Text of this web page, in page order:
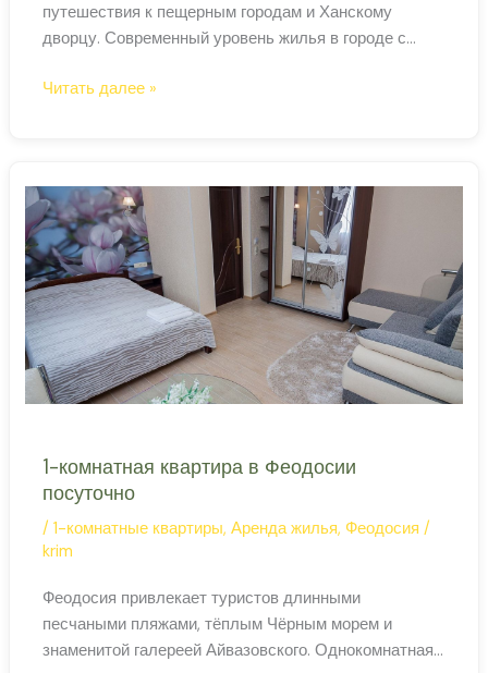
путешествия к пещерным городам и Ханскому
дворцу. Современный уровень жилья в городе с
однодневная вылазка Большой каньон Крыма — 3
Расстояние от Бахчисарая
Апартаменты
—
у
Большого
каньона
Читать далее »
1-комнатная квартира в Феодосии
посуточно
/1-комнатные квартиры,Аренда жилья, Феодосия /
krim
Феодосия привлекает туристов длинными
песчаными пляжами, тёплым Чёрным морем и
знаменитой галереей Айвазовского. Однокомнатная